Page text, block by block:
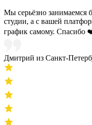
Мы серьёзно занимаемся
студии, а с вашей
график самому. Спасибо
Дмитрий из Санкт-